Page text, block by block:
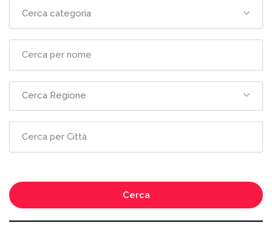
Cerca categoria
Cerca Regione
Cerca